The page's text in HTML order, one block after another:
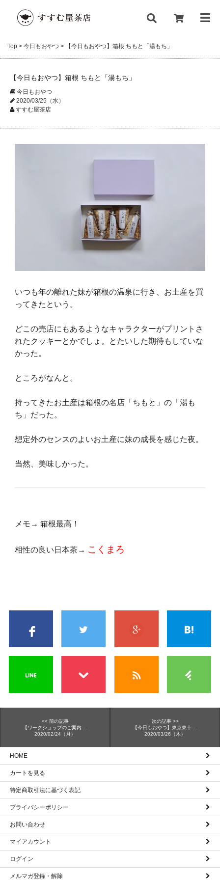
Top > 今日もおやつ > 【今日もおやつ】箱根 ちもと「湯もち」
【今日もおやつ】箱根 ちもと「湯もち」
今日もおやつ
2020/03/25（水）
すすむ屋茶店
いつも年の離れた妹が箱根の温泉に行き、お土産を買
ってきたという。
どこの売店にもあるようなキャラクターがプリントさ
れたクッキーとかでしょ。とたいした期待もしていな
かった。
ところがなんと。
持ってきたお土産は箱根の名店「ちもと」の「湯も
ち」だった。
想定外のセンスのよいお土産に妹の成長を感じた夜。
当然、美味しかった。
メモ→ 箱根最高！
相性の良い日本茶→ こくまろ
<< 前の記事
【ワークショップのご案内 ...
2020/02/24（月）
次の記事 >>
【今日もおやつ】東京東十 ...
2020/03/26（木）
HOME
カートを見る
特定商取引法に基づく表記
プライバシーポリシー
お問い合わせ
マイアカウント
ログイン
メルマガ登録・解除